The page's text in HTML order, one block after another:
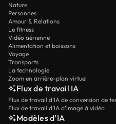
Nature
Personnes
Amour & Relations
Le fitness
Vidéo aérienne
Alimentation et boissons
Voyage
Transports
La technologie
Zoom en arrière-plan virtuel
Flux de travail IA
Flux de travail d’IA de conversion de
Flux de travail d’IA d’image à vidéo
Modèles d’IA